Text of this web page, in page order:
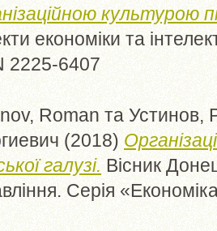
культурою
економіки та
2225-6407
Roman та Устинов,
(2018)
галузі. Вісник
Серія